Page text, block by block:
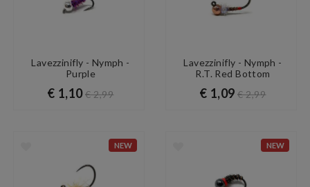
Lavezzinifly - Nymph -
Purple
€ 1,10€ 2,99
Lavezzinifly - Nymph -
R.T. Red Bottom
€ 1,09€ 2,99
NEW NEW